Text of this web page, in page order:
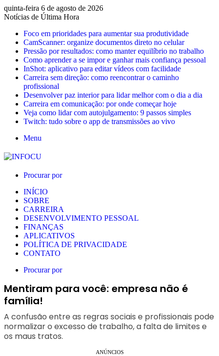
quinta-feira 6 de agosto de 2026
Notícias de Última Hora
Foco em prioridades para aumentar sua produtividade
CamScanner: organize documentos direto no celular
Pressão por resultados: como manter equilíbrio no trabalho
Como aprender a se impor e ganhar mais confiança pessoal
InShot: aplicativo para editar vídeos com facilidade
Carreira sem direção: como reencontrar o caminho
profissional
Desenvolver paz interior para lidar melhor com o dia a dia
Carreira em comunicação: por onde começar hoje
Veja como lidar com autojulgamento: 9 passos simples
Twitch: tudo sobre o app de transmissões ao vivo
Menu
Procurar por
INÍCIO
SOBRE
CARREIRA
DESENVOLVIMENTO PESSOAL
FINANÇAS
APLICATIVOS
POLÍTICA DE PRIVACIDADE
CONTATO
Procurar por
Mentiram para você: empresa não é
família!
A confusão entre as regras sociais e profissionais pode
normalizar o excesso de trabalho, a falta de limites e
os maus tratos.
ANÚNCIOS